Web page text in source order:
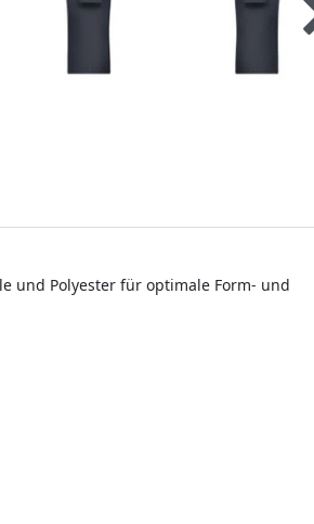
und Polyester für optimale Form- und